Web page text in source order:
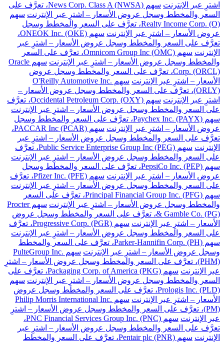
اشترِ عبر الإنترنت
سهم News Corp. Class A (NWSA)، تعرَّف على
السعر والمخطط وسجل عروض الأسعار – اشترِ عبر الإنترنت سهم
Realty Income Corp. (O)، تعرَّف على السعر والمخطط وسجل
عروض الأسعار – اشترِ عبر الإنترنت
سهم ONEOK Inc. (OKE)،
تعرَّف على السعر والمخطط وسجل عروض الأسعار – اشترِ عبر
الإنترنت
سهم Omnicom Group Inc (OMC)، تعرَّف على السعر
والمخطط وسجل عروض الأسعار – اشترِ عبر الإنترنت
سهم Oracle
Corp. (ORCL)، تعرَّف على السعر والمخطط وسجل عروض
الأسعار – اشترِ عبر الإنترنت
سهم O'Reilly Automotive Inc.
(ORLY)، تعرَّف على السعر والمخطط وسجل عروض الأسعار –
اشترِ عبر الإنترنت
سهم Occidental Petroleum Corp. (OXY)، تعرَّف
على السعر والمخطط وسجل عروض الأسعار – اشترِ عبر الإنترنت
سهم Paychex Inc. (PAYX)، تعرَّف على السعر والمخطط وسجل
عروض الأسعار – اشترِ عبر الإنترنت
سهم PACCAR Inc (PCAR)،
تعرَّف على السعر والمخطط وسجل عروض الأسعار – اشترِ عبر
الإنترنت
سهم Public Service Enterprise Group Inc (PEG)، تعرَّف
على السعر والمخطط وسجل عروض الأسعار – اشترِ عبر الإنترنت
سهم PepsiCo Inc. (PEP)، تعرَّف على السعر والمخطط وسجل
عروض الأسعار – اشترِ عبر الإنترنت
سهم Pfizer Inc. (PFE)، تعرَّف
على السعر والمخطط وسجل عروض الأسعار – اشترِ عبر الإنترنت
سهم Principal Financial Group Inc. (PFG)، تعرَّف على السعر
والمخطط وسجل عروض الأسعار – اشترِ عبر الإنترنت
سهم Procter
& Gamble Co. (PG)، تعرَّف على السعر والمخطط وسجل عروض
الأسعار – اشترِ عبر الإنترنت
سهم Progressive Corp. (PGR)، تعرَّف
على السعر والمخطط وسجل عروض الأسعار – اشترِ عبر الإنترنت
سهم Parker-Hannifin Corp. (PH)، تعرَّف على السعر والمخطط
وسجل عروض الأسعار – اشترِ عبر الإنترنت
سهم PulteGroup Inc.
(PHM)، تعرَّف على السعر والمخطط وسجل عروض الأسعار – اشترِ
عبر الإنترنت
سهم Packaging Corp. of America (PKG)، تعرَّف على
السعر والمخطط وسجل عروض الأسعار – اشترِ عبر الإنترنت سهم
Prologis Inc. (PLD)، تعرَّف على السعر والمخطط وسجل عروض
الأسعار – اشترِ عبر الإنترنت
سهم Philip Morris International Inc.
(PM)، تعرَّف على السعر والمخطط وسجل عروض الأسعار – اشترِ
عبر الإنترنت
سهم PNC Financial Services Group Inc. (PNC)،
تعرَّف على السعر والمخطط وسجل عروض الأسعار – اشترِ عبر
الإنترنت
سهم Pentair plc (PNR)، تعرَّف على السعر والمخطط